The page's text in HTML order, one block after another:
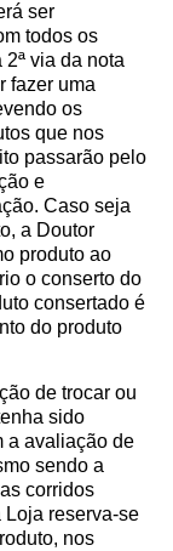
ser
todos os
via da nota
fazer uma
os
que nos
passarão pelo
e
Caso seja
a Doutor
produto ao
o conserto do
consertado é
do produto
de trocar ou
sido
a avaliação de
sendo a
corridos
Loja reserva-se
nos